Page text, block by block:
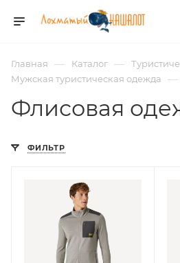
Главная — Каталог —
Мужская туристическая одежда —
Флисовая
ФИЛЬТР